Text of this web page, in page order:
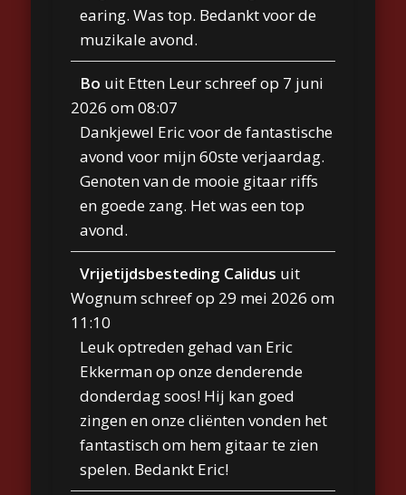
earing. Was top. Bedankt voor de
muzikale avond.
Bo uit Etten Leurschreef op 7 juni
2026 om08:07
Dankjewel Eric voor de fantastische
avond voor mijn 60ste verjaardag.
Genoten van de mooie gitaar riffs
en goede zang. Het was een top
avond.
Vrijetijdsbesteding Calidus uit
Wognumschreef op 29 mei 2026 om
11:10
Leuk optreden gehad van Eric
Ekkerman op onze denderende
donderdag soos! Hij kan goed
zingen en onze cliënten vonden het
fantastisch om hem gitaar te zien
spelen. Bedankt Eric!